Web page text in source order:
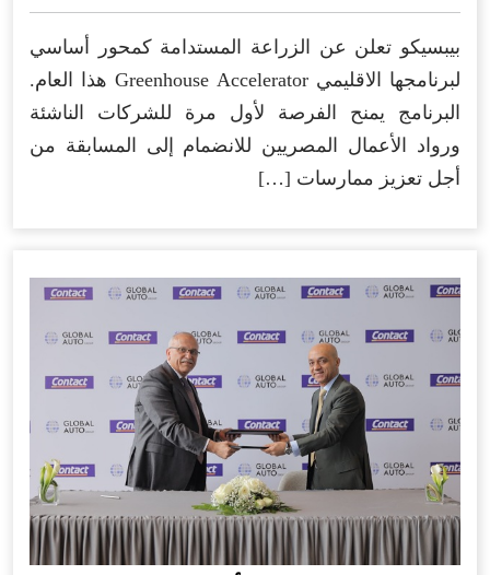
بيبسيكو تعلن عن الزراعة المستدامة كمحور أساسي
لبرنامجها الاقليمي Greenhouse Accelerator هذا العام.
البرنامج يمنح الفرصة لأول مرة للشركات الناشئة
ورواد الأعمال المصريين للانضمام إلى المسابقة من
أجل تعزيز ممارسات […]